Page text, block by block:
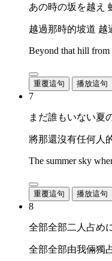
あの時の坂を越え
越過那時的坡道 越
Beyond that hill from
重覆這句 播放這句
7
まだ誰もいない夏
將那還沒有任何人
The summer sky
重覆這句 播放這句
8
全部全部二人占め
全部全部由我倆獨